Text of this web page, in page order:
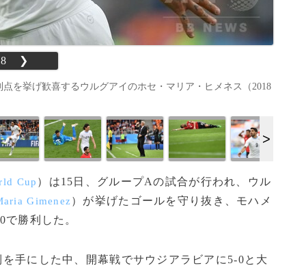
❯
を挙げ歓喜するウルグアイのホセ・マリア・ヒメネス（2018
Cup ）は15日、グループAの試合が行われ、ウル
Gimenez）が挙げたゴールを守り抜き、モハメ
勝利した。
手にした中、開幕戦でサウジアラビアに5-0と大